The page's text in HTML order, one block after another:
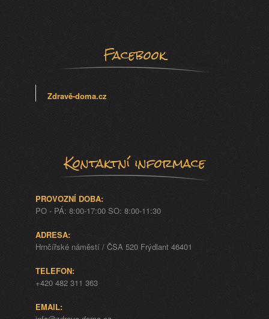
Facebook
Zdravě-doma.cz
Kontaktní informace
PROVOZNÍ DOBA:
PO - PÁ: 8:00-17:00 SO: 8:00-11:30
ADRESA:
Hrnčířské náměstí / ČSA 520 Frýdlant 46401
TELEFON:
+420 482 311 363
EMAIL: